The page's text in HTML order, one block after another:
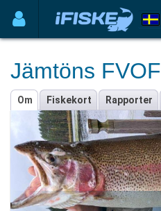
Jämtöns FVOF
Om Fiskekort Rapporter